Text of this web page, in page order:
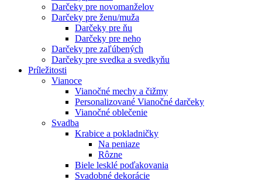
Darčeky pre novomanželov
Darčeky pre ženu/muža
Darčeky pre ňu
Darčeky pre neho
Darčeky pre zaľúbených
Darčeky pre svedka a svedkyňu
Príležitosti
Vianoce
Vianočné mechy a čižmy
Personalizované Vianočné darčeky
Vianočné oblečenie
Svadba
Krabice a pokladničky
Na peniaze
Rôzne
Biele lesklé poďakovania
Svadobné dekorácie